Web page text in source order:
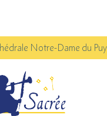
Notre-Dame du